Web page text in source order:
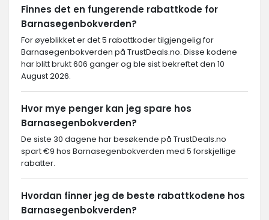
Finnes det en fungerende rabattkode for
Barnasegenbokverden?
For øyeblikket er det 5 rabattkoder tilgjengelig for
Barnasegenbokverden på TrustDeals.no. Disse kodene
har blitt brukt 606 ganger og ble sist bekreftet den 10
August 2026.
Hvor mye penger kan jeg spare hos
Barnasegenbokverden?
De siste 30 dagene har besøkende på TrustDeals.no
spart €9 hos Barnasegenbokverden med 5 forskjellige
rabatter.
Hvordan finner jeg de beste rabattkodene hos
Barnasegenbokverden?